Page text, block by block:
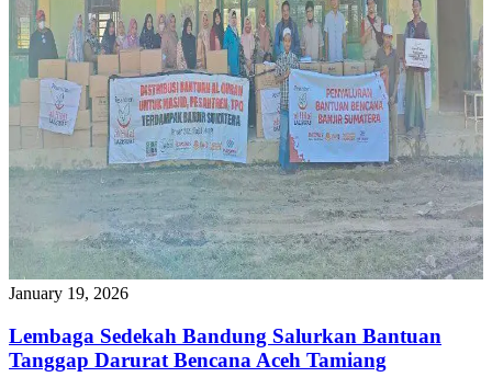
January 19, 2026
Lembaga Sedekah Bandung Salurkan Bantuan
Tanggap Darurat Bencana Aceh Tamiang